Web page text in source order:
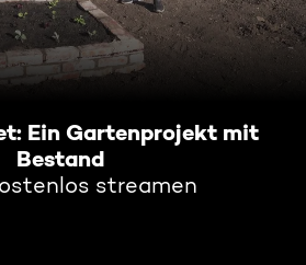
Ein Gartenprojekt mit
Bestand
streamen